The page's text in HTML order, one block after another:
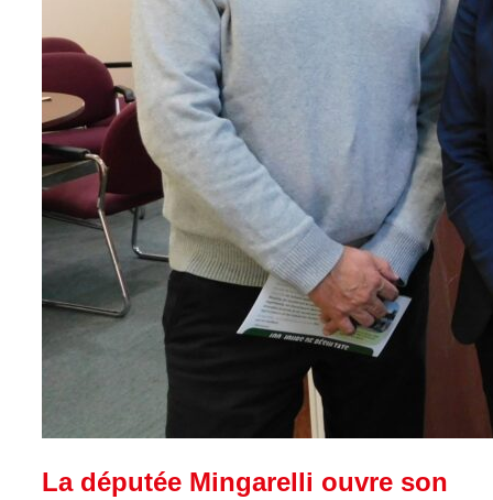
La députée Mingarelli ouvre son